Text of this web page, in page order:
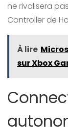
ne rivalisera
Controller de
À lire
sur Xbox